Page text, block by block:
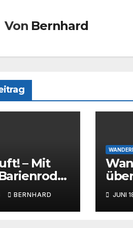
Von Bernhard
– Mit
BERNHARD
des
JUNI